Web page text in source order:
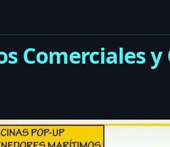
Comerciales